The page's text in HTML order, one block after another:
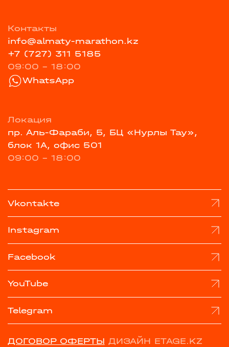
Контакты
info@almaty-marathon.kz
+7 (727) 311 5185
09:00 - 18:00
WhatsApp
Локация
пр. Аль-Фараби, 5, БЦ «Нурлы Тау»,
блок 1А, офис 501
09:00 - 18:00
Vkontakte
Instagram
Facebook
YouTube
Telegram
ДОГОВОР ОФЕРТЫ ДИЗАЙН ETAGE.KZ